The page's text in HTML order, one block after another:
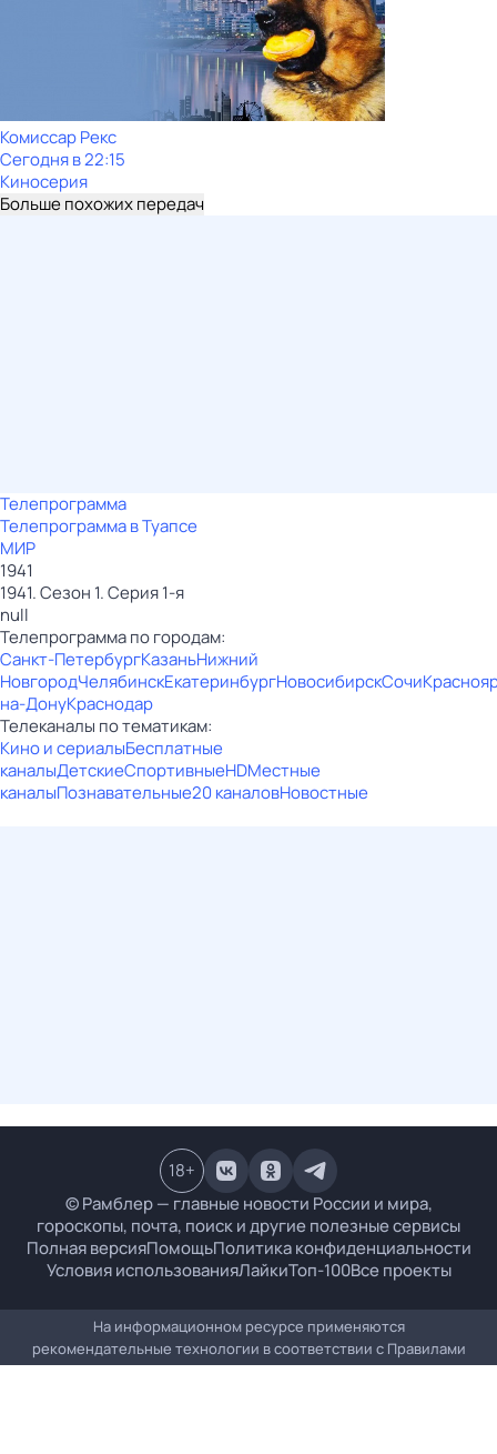
Комиссар Рекс
Сегодня в 22:15
Киносерия
Больше похожих передач
Телепрограмма
Телепрограмма в Туапсе
МИР
1941
1941. Сезон 1. Серия 1-я
null
Телепрограмма по городам:
Санкт-ПетербургКазаньНижний
НовгородЧелябинскЕкатеринбургНовосибирскСочи
на-ДонуКраснодар
Телеканалы по тематикам:
Кино и сериалыБесплатные
каналыДетскиеСпортивныеHDМестные
каналыПознавательные20 каналовНовостные
© Рамблер — главные новости России и мира,
гороскопы, почта, поиск и другие полезные сервисы
Полная версияПомощьПолитика конфиденциальности
Условия использованияЛайкиТоп-100Все проекты
18+
На информационном ресурсе применяются
рекомендательные технологии в соответствии с Правилами